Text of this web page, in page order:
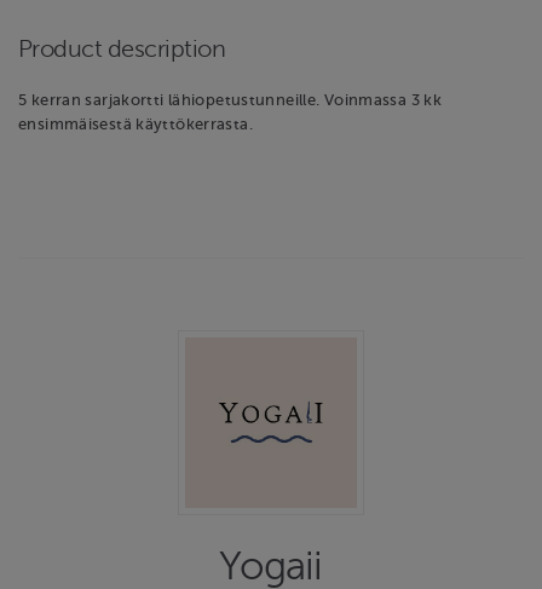
Product description
5 kerran sarjakortti lähiopetustunneille. Voinmassa 3 kk
ensimmäisestä käyttökerrasta.
Yogaii